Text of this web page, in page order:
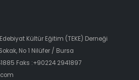
Kültür Eğitim (TEKE) Derneği
No 1 Nilüfer / Bursa
Faks :+90224 2941897